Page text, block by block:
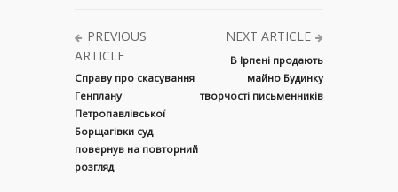
PREVIOUS
ARTICLE
Справу про скасування
Генплану
Петропавлівської
Борщагівки суд
повернув на повторний
розгляд
NEXT ARTICLE
В Ірпені продають
майно Будинку
творчості письменників